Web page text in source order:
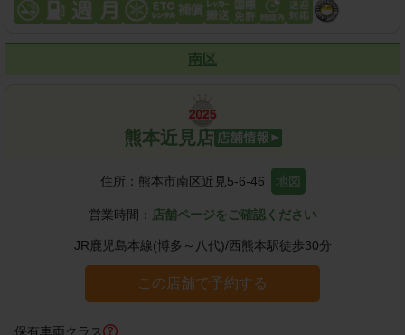
南区
熊本近見店
住所： 熊本市南区近見5-6-46 地図
営業時間： 店舗ページをご確認ください
JR鹿児島本線(博多～八代)/西熊本駅徒歩30分
この店舗で予約する
保有車両クラス